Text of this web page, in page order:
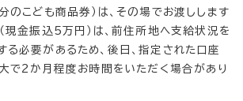
のこども商品券）は、その場でお渡しします
現金振込5万円）は、前住所地へ支給状況を
必要があるため、後日、指定された口座
で2か月程度お時間をいただく場合があり